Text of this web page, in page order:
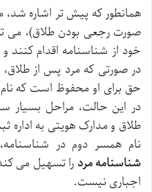
همانطور که پیش تر اشاره شد،
صورت رجعی بودن طلاق)، می
خود از شناسنامه اقدام کنند و
در صورتی که مرد پس از طلاق،
حق برای او محفوظ است که
در این حالت، مراحل بسیار
طلاق و مدارک هویتی به اداره
نام همسر دوم در
شناسنامه مرد را تسهیل می
اجباری نیست.